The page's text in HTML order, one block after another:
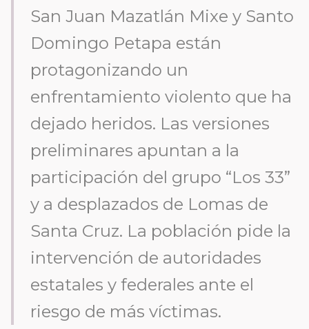
San Juan Mazatlán Mixe y Santo
Domingo Petapa están
protagonizando un
enfrentamiento violento que ha
dejado heridos. Las versiones
preliminares apuntan a la
participación del grupo “Los 33”
y a desplazados de Lomas de
Santa Cruz. La población pide la
intervención de autoridades
estatales y federales ante el
riesgo de más víctimas.